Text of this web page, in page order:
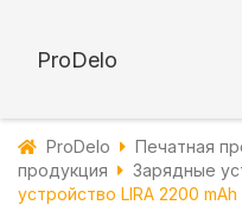
ProDelo
ProDelo Печатная
продукция
Зарядные
устройство LIRA 2200 mAh